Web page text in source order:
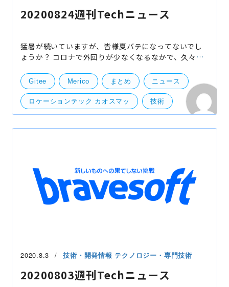
20200824週刊Techニュース
猛暑が続いていますが、皆様夏バテになってないでし
ょうか？ コロナで外回りが少なくなるなかで、久々に
す。 それでは、今週も世の中にいろいろな技術系のニ
ュース
Gitee Merico まとめ ニュース
ロケーションテック カオスマッ 技術
2020.8.3 技術・開発情報 テクノロジー・専門技術
20200803週刊Techニュース